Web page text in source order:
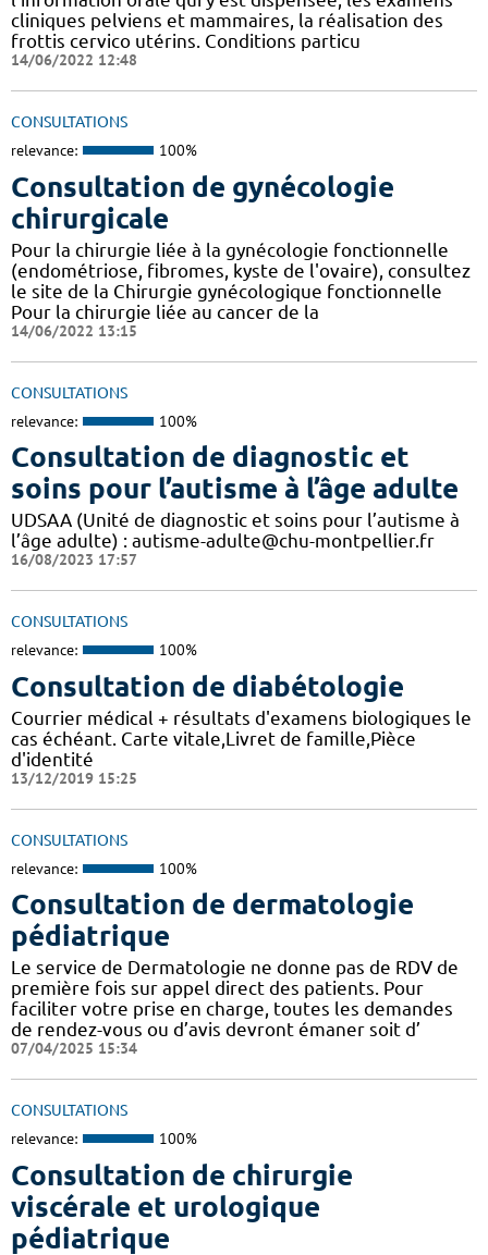
cliniques pelviens et mammaires, la réalisation des
frottis cervico utérins. Conditions particu
14/06/2022 12:48
CONSULTATIONS
relevance: 100%
Consultation de gynécologie
chirurgicale
Pour la chirurgie liée à la gynécologie fonctionnelle
(endométriose, fibromes, kyste de l'ovaire), consultez
le site de la Chirurgie gynécologique fonctionnelle
Pour la chirurgie liée au cancer de la
14/06/2022 13:15
CONSULTATIONS
relevance: 100%
Consultation de diagnostic et
soins pour l’autisme à l’âge adulte
UDSAA (Unité de diagnostic et soins pour l’autisme à
l’âge adulte) : autisme-adulte@chu-montpellier.fr
16/08/2023 17:57
CONSULTATIONS
relevance: 100%
Consultation de diabétologie
Courrier médical + résultats d'examens biologiques le
cas échéant. Carte vitale,Livret de famille,Pièce
d'identité
13/12/2019 15:25
CONSULTATIONS
relevance: 100%
Consultation de dermatologie
pédiatrique
Le service de Dermatologie ne donne pas de RDV de
première fois sur appel direct des patients. Pour
faciliter votre prise en charge, toutes les demandes
de rendez-vous ou d’avis devront émaner soit d’
07/04/2025 15:34
CONSULTATIONS
relevance: 100%
Consultation de chirurgie
viscérale et urologique
pédiatrique